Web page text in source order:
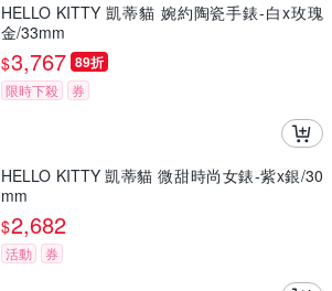
HELLO KITTY 凱蒂貓 婉約陶瓷手錶-白x玫瑰
金/33mm
$3,767 89折
限時下殺 券
HELLO KITTY 凱蒂貓 微甜時尚女錶-紫x銀/30
mm
$2,682
活動 券